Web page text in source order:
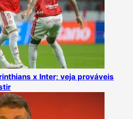
x Inter; veja prováveis